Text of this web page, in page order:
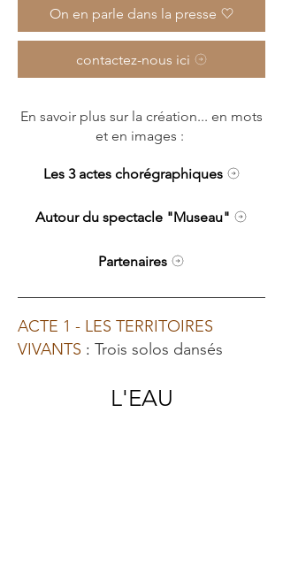
On en parle dans la presse
contactez-nous ici
En savoir plus sur la création... en mots
et en images :
Les 3 actes chorégraphiques
Autour du spectacle "Museau"
Partenaires
ACTE 1 - LES TERRITOIRES
VIVANTS : Trois solos dansés
L'EAU